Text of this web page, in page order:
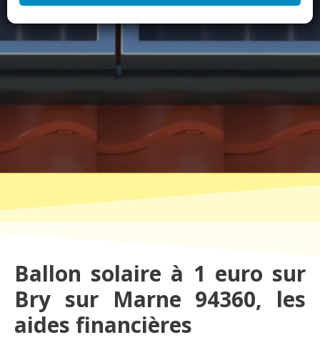
Ballon solaire à 1 euro sur
Bry sur Marne 94360, les
aides financières